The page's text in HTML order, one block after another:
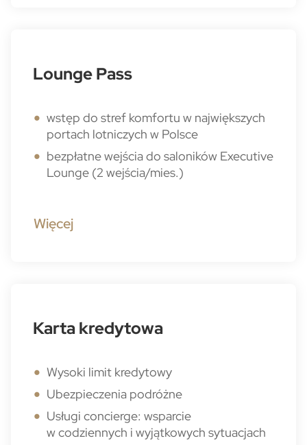
Lounge Pass
wstęp do stref komfortu w największych
portach lotniczych w Polsce
bezpłatne wejścia do saloników Executive
Lounge (2 wejścia/mies.)
Więcej
Karta kredytowa
Wysoki limit kredytowy
Ubezpieczenia podróżne
Usługi concierge: wsparcie
w codziennych i wyjątkowych sytuacjach